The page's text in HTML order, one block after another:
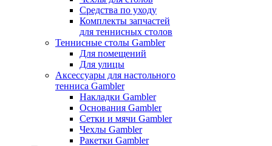
Средства по уходу
Комплекты запчастей
для теннисных столов
Теннисные столы Gambler
Для помещений
Для улицы
Аксессуары для настольного
тенниса Gambler
Накладки Gambler
Основания Gambler
Сетки и мячи Gambler
Чехлы Gambler
Ракетки Gambler